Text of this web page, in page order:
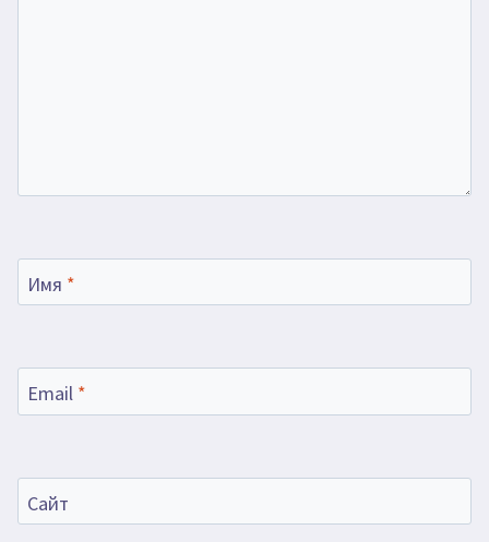
Имя *
Email *
Сайт